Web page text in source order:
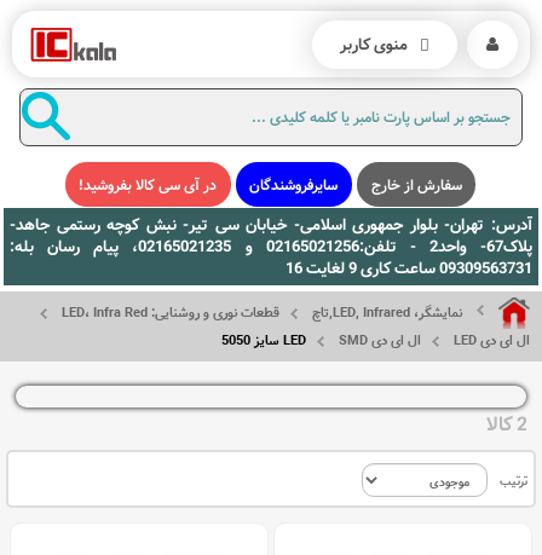
سفارش از خارج سایرفروشندگان در آی سی کالا بفروشید!
آدرس: تهران- بلوار جمهوری اسلامی- خیابان سی تیر- نبش کوچه رستمی جاهد-
پلاک67- واحد2 - تلفن:02165021256 و 02165021235، پیام رسان بله:
09309563731 ساعت کاری 9 لغایت 16
نمایشگر، LED, Infrared,تاچ
قطعات نوری و روشنایی: LED، Infra Red
ال ای دی LED
ال ای دی SMD LED سایز 5050
2 کالا
ترتیب
منوی کاربر